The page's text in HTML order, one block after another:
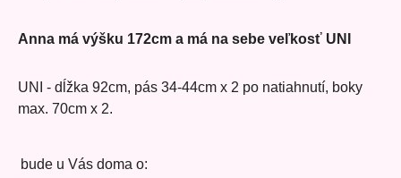
Anna má výšku 172cm a má na sebe veľkosť UNI
UNI - dĺžka 92cm, pás 34-44cm x 2 po natiahnutí, boky
max. 70cm x 2.
bude u Vás doma o: